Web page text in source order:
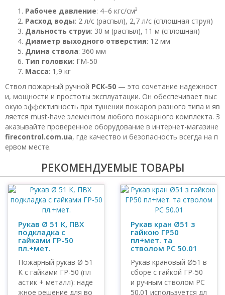
Рабочее давление: 4–6 кгс/см²
Расход воды: 2 л/с (распыл), 2,7 л/с (сплошная струя)
Дальность струи: 30 м (распыл), 11 м (сплошная)
Диаметр выходного отверстия: 12 мм
Длина ствола: 360 мм
Тип головки: ГМ-50
Масса: 1,9 кг
Ствол пожарный ручной РСК-50 — это сочетание надежност
и, мощности и простоты эксплуатации. Он обеспечивает выс
окую эффективность при тушении пожаров разного типа и яв
ляется must-have элементом любого пожарного комплекта. З
аказывайте проверенное оборудование в интернет-магазине
firecontrol.com.ua, где качество и безопасность всегда на п
ервом месте.
РЕКОМЕНДУЕМЫЕ ТОВАРЫ
Рукав Ø 51 К, ПВХ
подкладка с
гайками ГР-50
пл.+мет.
Пожарный рукав Ø 51
К с гайками ГР-50 (пл
астик + металл): наде
жное решение для во
Рукав кран Ø51 з
гайкою ГР50
пл+мет. та
стволом РС 50.01
Рукав крановый Ø51 в
сборе с гайкой ГР-50
и ручным стволом РС
50.01 используется дл